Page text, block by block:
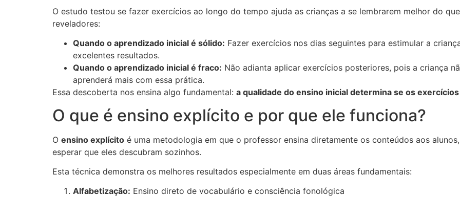
O estudo testou se fazer exercícios ao longo do tempo ajuda as crianças a se lembrarem melhor do
reveladores:
Quando o aprendizado inicial é sólido: Fazer exercícios nos dias seguintes para estimular a
excelentes resultados.
Quando o aprendizado inicial é fraco: Não adianta aplicar exercícios posteriores, pois a criança
aprenderá mais com essa prática.
Essa descoberta nos ensina algo fundamental: a qualidade do ensino inicial determina se os
O que é ensino explícito e por que ele funciona?
O ensino explícito é uma metodologia em que o professor ensina diretamente os conteúdos aos
esperar que eles descubram sozinhos.
Esta técnica demonstra os melhores resultados especialmente em duas áreas fundamentais:
Alfabetização: Ensino direto de vocabulário e consciência fonológica